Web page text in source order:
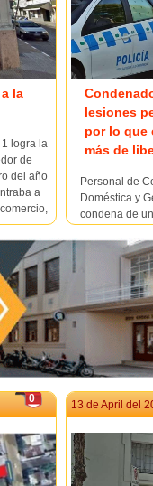
la
logra la
de
del año
a
lesiones
por lo que
más de
Personal de
Doméstica y
condena de
de 50 años
en Viole...
0 13 de April del